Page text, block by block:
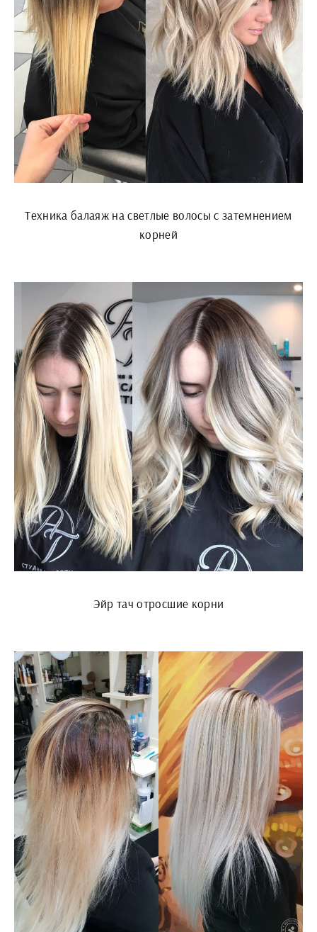
Техника балаяж на светлые волосы с затемнением
корней
Эйр тач отросшие корни